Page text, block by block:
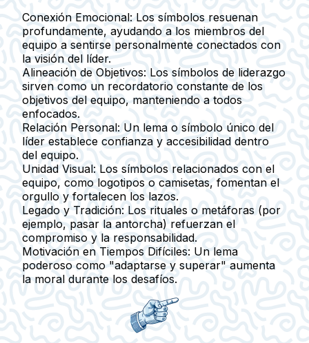
Conexión Emocional: Los símbolos resuenan
profundamente, ayudando a los miembros del
equipo a sentirse personalmente conectados con
la visión del líder.
Alineación de Objetivos: Los símbolos de liderazgo
sirven como un recordatorio constante de los
objetivos del equipo, manteniendo a todos
enfocados.
Relación Personal: Un lema o símbolo único del
líder establece confianza y accesibilidad dentro
del equipo.
Unidad Visual: Los símbolos relacionados con el
equipo, como logotipos o camisetas, fomentan el
orgullo y fortalecen los lazos.
Legado y Tradición: Los rituales o metáforas (por
ejemplo, pasar la antorcha) refuerzan el
compromiso y la responsabilidad.
Motivación en Tiempos Difíciles: Un lema
poderoso como "adaptarse y superar" aumenta
la moral durante los desafíos.